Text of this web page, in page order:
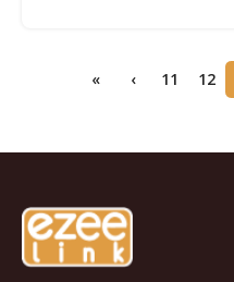
« ‹ 11 12